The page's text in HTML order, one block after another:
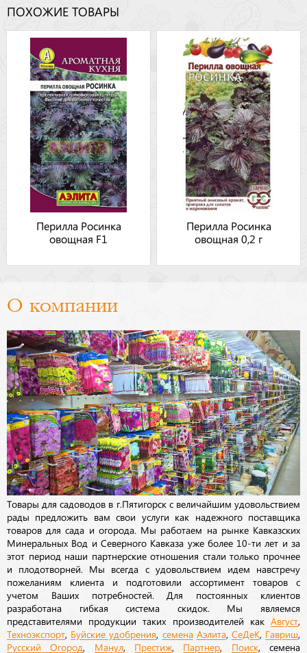
ПОХОЖИЕ ТОВАРЫ
Перилла Росинка
овощная F1
Перилла Росинка
овощная 0,2 г
О компании
Товары для садоводов в г.Пятигорск с величайшим удовольствием
рады предложить вам свои услуги как надежного поставщика
товаров для сада и огорода. Мы работаем на рынке Кавказских
Минеральных Вод и Северного Кавказа уже более 10-ти лет и за
этот период наши партнерские отношения стали только прочнее
и плодотворней. Мы всегда с удовольствием идем навстречу
пожеланиям клиента и подготовили ассортимент товаров с
учетом Ваших потребностей. Для постоянных клиентов
разработана гибкая система скидок. Мы являемся
представителями продукции таких производителей как Август
Техноэкспорт Буйские удобрения семена Аэлита, СеДеК Гавриш
Русский Огород Манул, Престиж Партнер Поиск, семена